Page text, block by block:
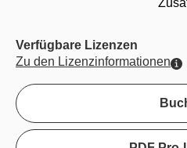
Verfügbare Lizenzen
Zu den Lizenzinformationen